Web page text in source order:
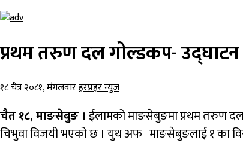
प्रथम तरुण दल गोल्डकप- उद्घाटन
१८ चैत्र २०८१, मंगलवारहरप्रहर न्युज
चैत१८,माङसेबुङ । ईलामकोमाङसेबुङमाप्रथमतरुण
चिभुवाविजयीभएकोछ । युथअफ माङसेबुङलाई१का